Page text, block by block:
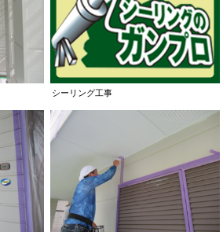
シーリング工事